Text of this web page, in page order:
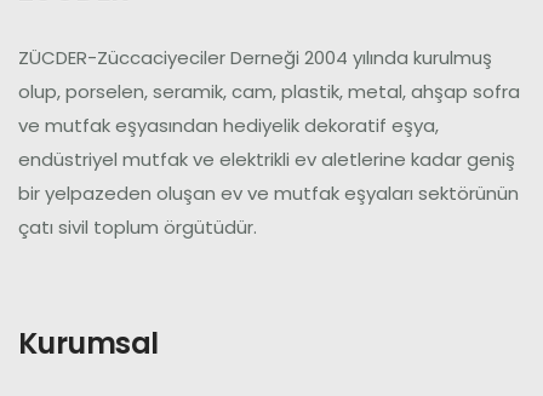
ZÜCDER-Züccaciyeciler Derneği 2004 yılında kurulmuş
olup, porselen, seramik, cam, plastik, metal, ahşap sofra
ve mutfak eşyasından hediyelik dekoratif eşya,
endüstriyel mutfak ve elektrikli ev aletlerine kadar geniş
bir yelpazeden oluşan ev ve mutfak eşyaları sektörünün
çatı sivil toplum örgütüdür.
Kurumsal